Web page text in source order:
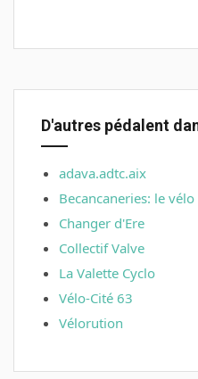
D'autres pédalent
adava.adtc.aix
Becancaneries: le
Changer d'Ere
Collectif Valve
La Valette Cyclo
Vélo-Cité 63
Vélorution